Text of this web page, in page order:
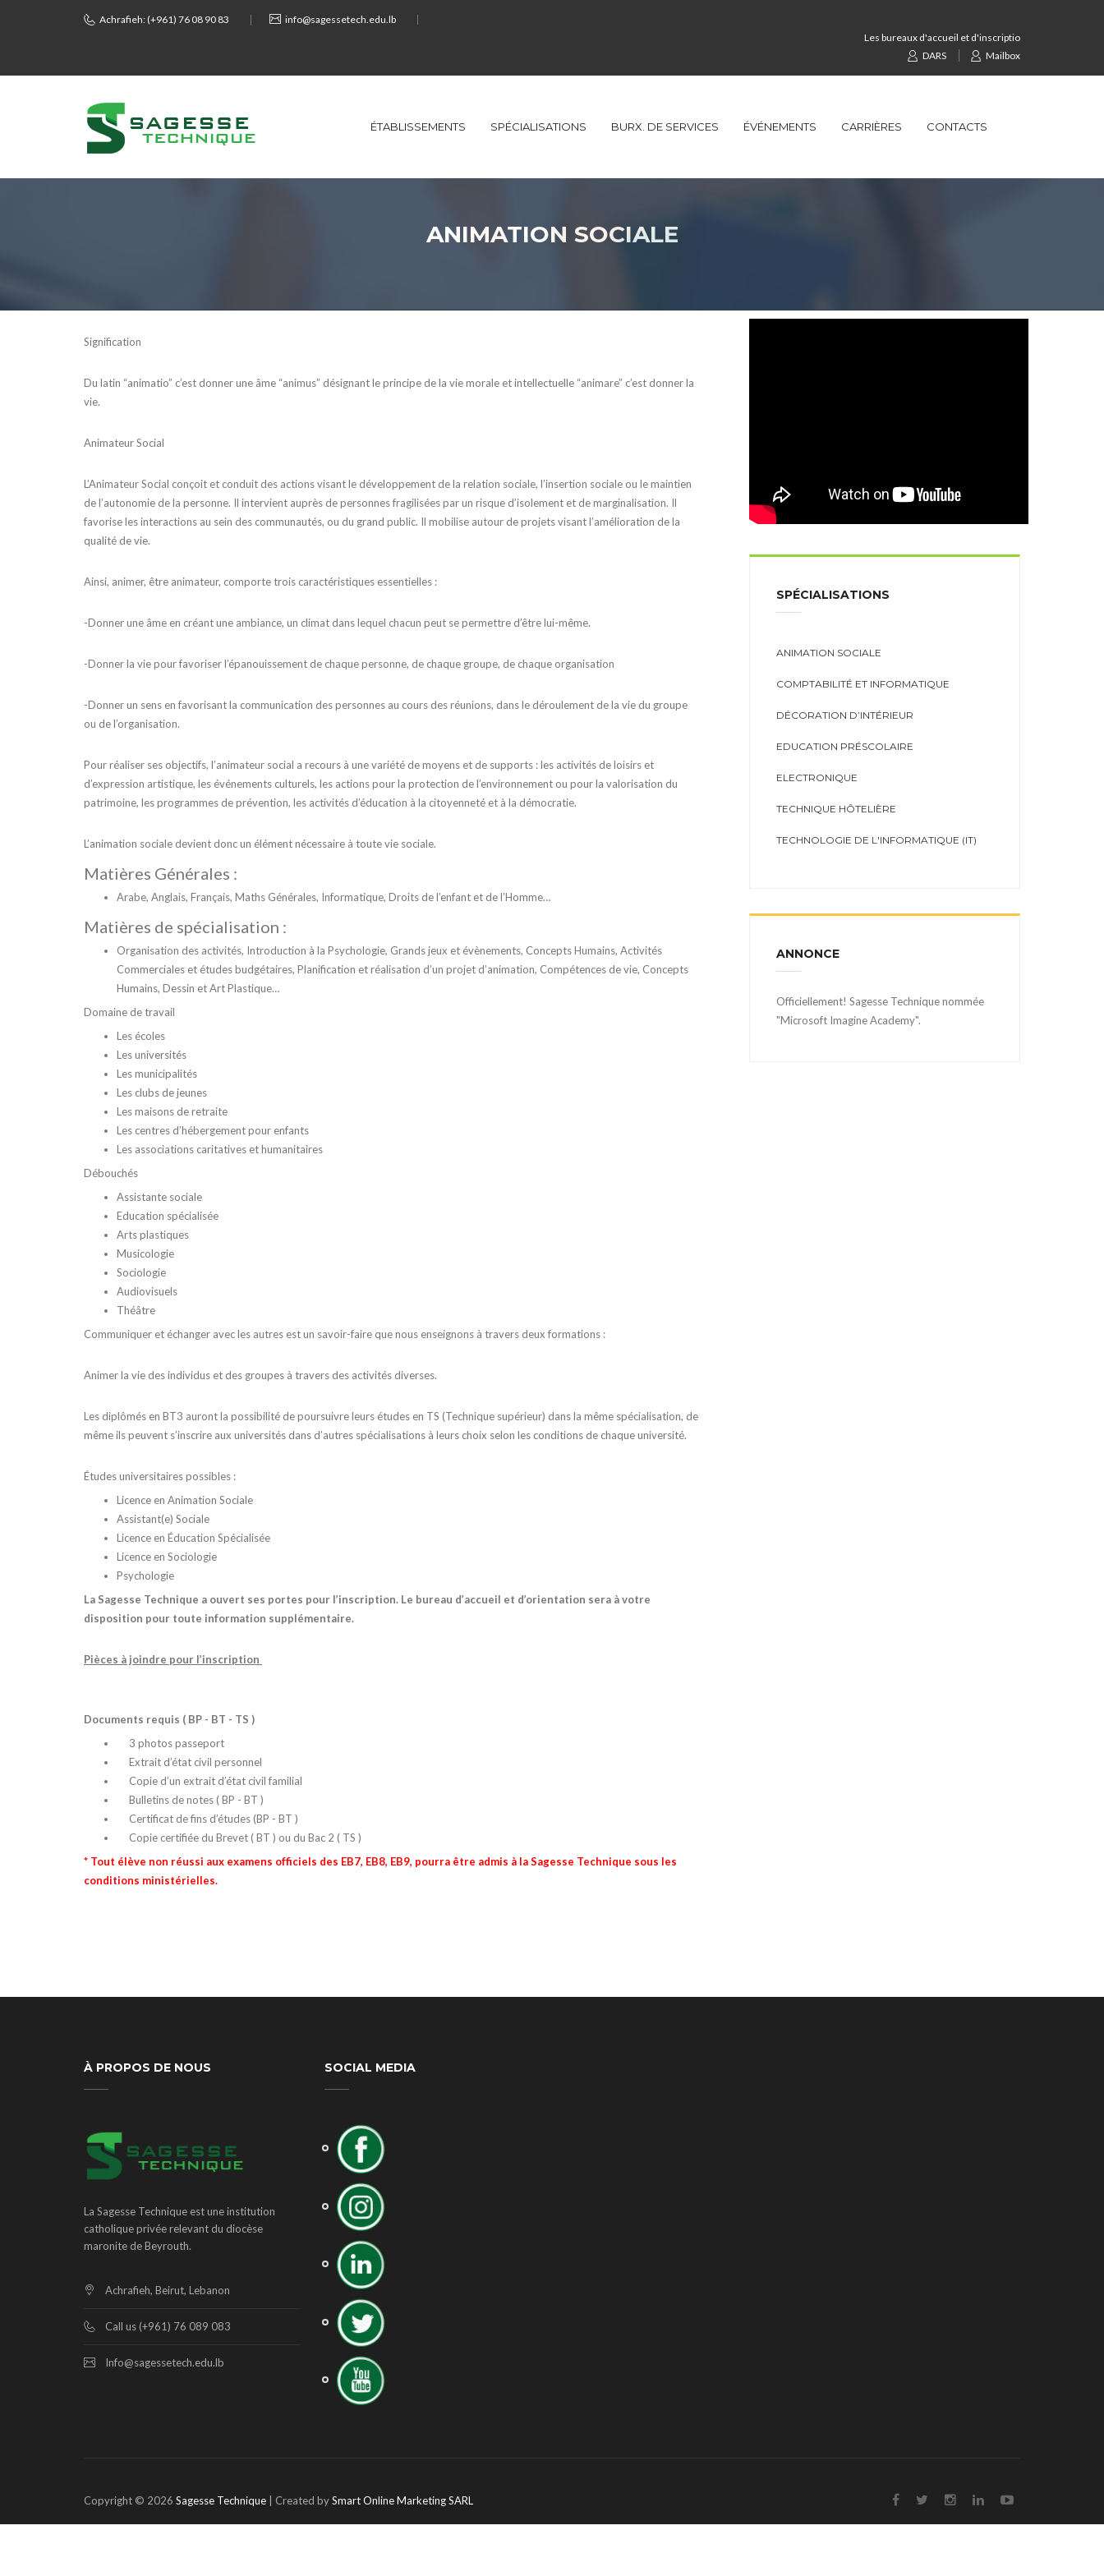
Achrafieh: (+961) 76 08 90 83
info@sagessetech.edu.lb
Les bureaux d'accueil et d'inscription et de la
DARS
Mailbox
ÉTABLISSEMENTS SPÉCIALISATIONS BURX. DE SERVICES ÉVÉNEMENTS CARRIÈRES CONTACTS
ANIMATION SOCIALE
Signification
Du latin “animatio” c’est donner une âme “animus” désignant le principe de la vie morale et intellectuelle “animare” c’est donner la
vie.
Animateur Social
L’Animateur Social conçoit et conduit des actions visant le développement de la relation sociale, l’insertion sociale ou le maintien
de l’autonomie de la personne. Il intervient auprès de personnes fragilisées par un risque d’isolement et de marginalisation. Il
favorise les interactions au sein des communautés, ou du grand public. Il mobilise autour de projets visant l’amélioration de la
qualité de vie.
Ainsi, animer, être animateur, comporte trois caractéristiques essentielles :
-Donner une âme en créant une ambiance, un climat dans lequel chacun peut se permettre d’être lui-même.
-Donner la vie pour favoriser l’épanouissement de chaque personne, de chaque groupe, de chaque organisation
-Donner un sens en favorisant la communication des personnes au cours des réunions, dans le déroulement de la vie du groupe
ou de l’organisation.
Pour réaliser ses objectifs, l’animateur social a recours à une variété de moyens et de supports : les activités de loisirs et
d’expression artistique, les événements culturels, les actions pour la protection de l’environnement ou pour la valorisation du
patrimoine, les programmes de prévention, les activités d’éducation à la citoyenneté et à la démocratie.
L’animation sociale devient donc un élément nécessaire à toute vie sociale.
Matières Générales :
Arabe, Anglais, Français, Maths Générales, Informatique, Droits de l’enfant et de l’Homme…
Matières de spécialisation :
Organisation des activités, Introduction à la Psychologie, Grands jeux et évènements, Concepts Humains, Activités
Commerciales et études budgétaires, Planification et réalisation d’un projet d’animation, Compétences de vie, Concepts
Humains, Dessin et Art Plastique…
Domaine de travail
Les écoles
Les universités
Les municipalités
Les clubs de jeunes
Les maisons de retraite
Les centres d’hébergement pour enfants
Les associations caritatives et humanitaires
Débouchés
Assistante sociale
Education spécialisée
Arts plastiques
Musicologie
Sociologie
Audiovisuels
Théâtre
Communiquer et échanger avec les autres est un savoir-faire que nous enseignons à travers deux formations :
Animer la vie des individus et des groupes à travers des activités diverses.
Les diplômés en BT3 auront la possibilité de poursuivre leurs études en TS (Technique supérieur) dans la même spécialisation, de
même ils peuvent s’inscrire aux universités dans d’autres spécialisations à leurs choix selon les conditions de chaque université.
Études universitaires possibles :
Licence en Animation Sociale
Assistant(e) Sociale
Licence en Éducation Spécialisée
Licence en Sociologie
Psychologie
La Sagesse Technique a ouvert ses portes pour l’inscription. Le bureau d’accueil et d’orientation sera à votre
disposition pour toute information supplémentaire.
Pièces à joindre pour l’inscription
Documents requis ( BP - BT - TS )
3 photos passeport
Extrait d’état civil personnel
Copie d’un extrait d’état civil familial
Bulletins de notes ( BP - BT )
Certificat de fins d’études (BP - BT )
Copie certifiée du Brevet ( BT ) ou du Bac 2 ( TS )
* Tout élève non réussi aux examens officiels des EB7, EB8, EB9, pourra être admis à la Sagesse Technique sous les
conditions ministérielles.
SPÉCIALISATIONS
ANIMATION SOCIALE
COMPTABILITÉ ET INFORMATIQUE
DÉCORATION D’INTÉRIEUR
EDUCATION PRÉSCOLAIRE
ELECTRONIQUE
TECHNIQUE HÔTELIÈRE
TECHNOLOGIE DE L'INFORMATIQUE (IT)
ANNONCE
Officiellement! Sagesse Technique nommée
"Microsoft Imagine Academy".
À PROPOS DE NOUS
La Sagesse Technique est une institution
catholique privée relevant du diocèse
maronite de Beyrouth.
Achrafieh, Beirut, Lebanon
Call us (+961) 76 089 083
Info@sagessetech.edu.lb
SOCIAL MEDIA
Copyright © 2026 Sagesse Technique | Created bySmart Online Marketing SARL